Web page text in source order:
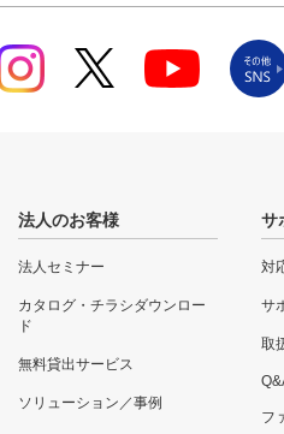
法人のお客様
法人セミナー
カタログ・チラシダウンロー
ド
無料貸出サービス
ソリューション／事例
サ
対
サ
取
フ